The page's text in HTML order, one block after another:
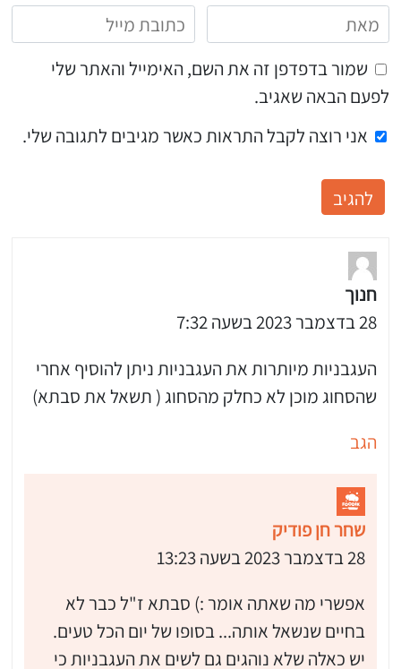
שמור בדפדפן זה את השם, האימייל והאתר שלי
לפעם הבאה שאגיב.
אני רוצה לקבל התראות כאשר מגיבים לתגובה שלי.
חנוך
28 בדצמבר 2023 בשעה 7:32
העגבניות מיותרות את העגבניות ניתן להוסיף אחרי
שהסחוג מוכן לא כחלק מהסחוג ( תשאל את סבתא)
הגב
שחר חן פודיק
28 בדצמבר 2023 בשעה 13:23
אפשרי מה שאתה אומר :) סבתא ז"ל כבר לא
בחיים שנשאל אותה... בסופו של יום הכל טעים.
יש כאלה שלא נוהגים גם לשים את העגבניות כי